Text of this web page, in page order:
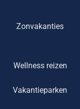
Zonvakanties
Wellness reizen
Vakantieparken